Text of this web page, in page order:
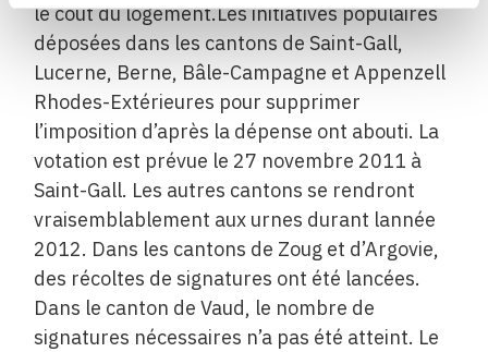
le coût du logement.Les initiatives populaires
déposées dans les cantons de Saint-Gall,
Lucerne, Berne, Bâle-Campagne et Appenzell
Rhodes-Extérieures pour supprimer
l’imposition d’après la dépense ont abouti. La
votation est prévue le 27 novembre 2011 à
Saint-Gall. Les autres cantons se rendront
vraisemblablement aux urnes durant lannée
2012. Dans les cantons de Zoug et d’Argovie,
des récoltes de signatures ont été lancées.
Dans le canton de Vaud, le nombre de
signatures nécessaires n’a pas été atteint. Le